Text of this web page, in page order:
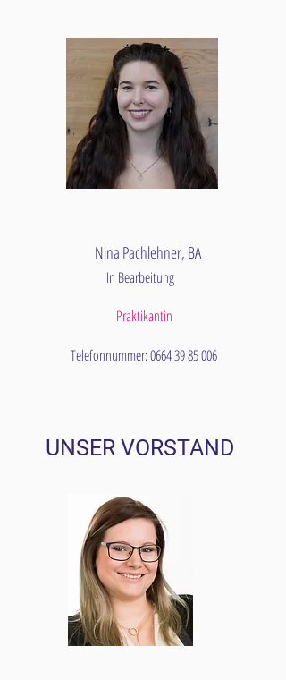
In Bearbeitung
Praktikantin
Telefonnummer:0664 39 85 006
Nina Pachlehner, BA
UNSER VORSTAND